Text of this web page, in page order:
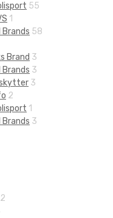
55
1
Brands 58
Brand 3
Brands 3
3
2
1
Brands 3